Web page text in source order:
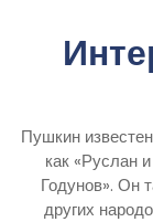
Пушкин
как «Руслан
Годунов». Он
других